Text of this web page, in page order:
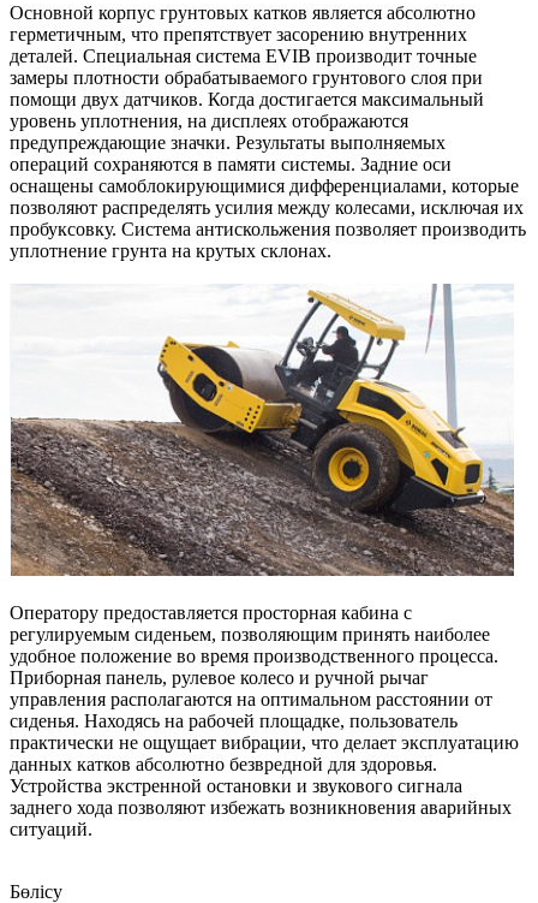
Основной корпус грунтовых катков является абсолютно
герметичным, что препятствует засорению внутренних
деталей. Специальная система EVIB производит точные
замеры плотности обрабатываемого грунтового слоя при
помощи двух датчиков. Когда достигается максимальный
уровень уплотнения, на дисплеях отображаются
предупреждающие значки. Результаты выполняемых
операций сохраняются в памяти системы. Задние оси
оснащены самоблокирующимися дифференциалами, которые
позволяют распределять усилия между колесами, исключая их
пробуксовку. Система антискольжения позволяет производить
уплотнение грунта на крутых склонах.
Оператору предоставляется просторная кабина с
регулируемым сиденьем, позволяющим принять наиболее
удобное положение во время производственного процесса.
Приборная панель, рулевое колесо и ручной рычаг
управления располагаются на оптимальном расстоянии от
сиденья. Находясь на рабочей площадке, пользователь
практически не ощущает вибрации, что делает эксплуатацию
данных катков абсолютно безвредной для здоровья.
Устройства экстренной остановки и звукового сигнала
заднего хода позволяют избежать возникновения аварийных
ситуаций.
Бөлісу